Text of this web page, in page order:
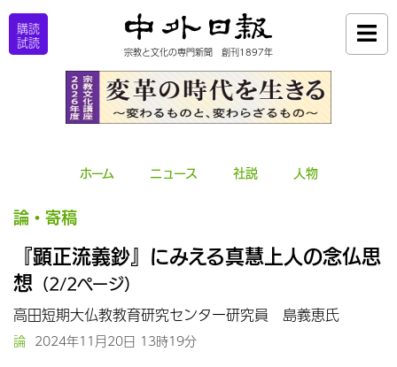
購読
試読
宗教と文化の専門新聞 創刊1897年
ホーム ニュース 社説 人物
論・寄稿
『顕正流義鈔』にみえる真慧上人の念仏思
想 （2/2ページ）
高田短期大仏教教育研究センター研究員 島義恵氏
論 2024年11月20日 13時19分